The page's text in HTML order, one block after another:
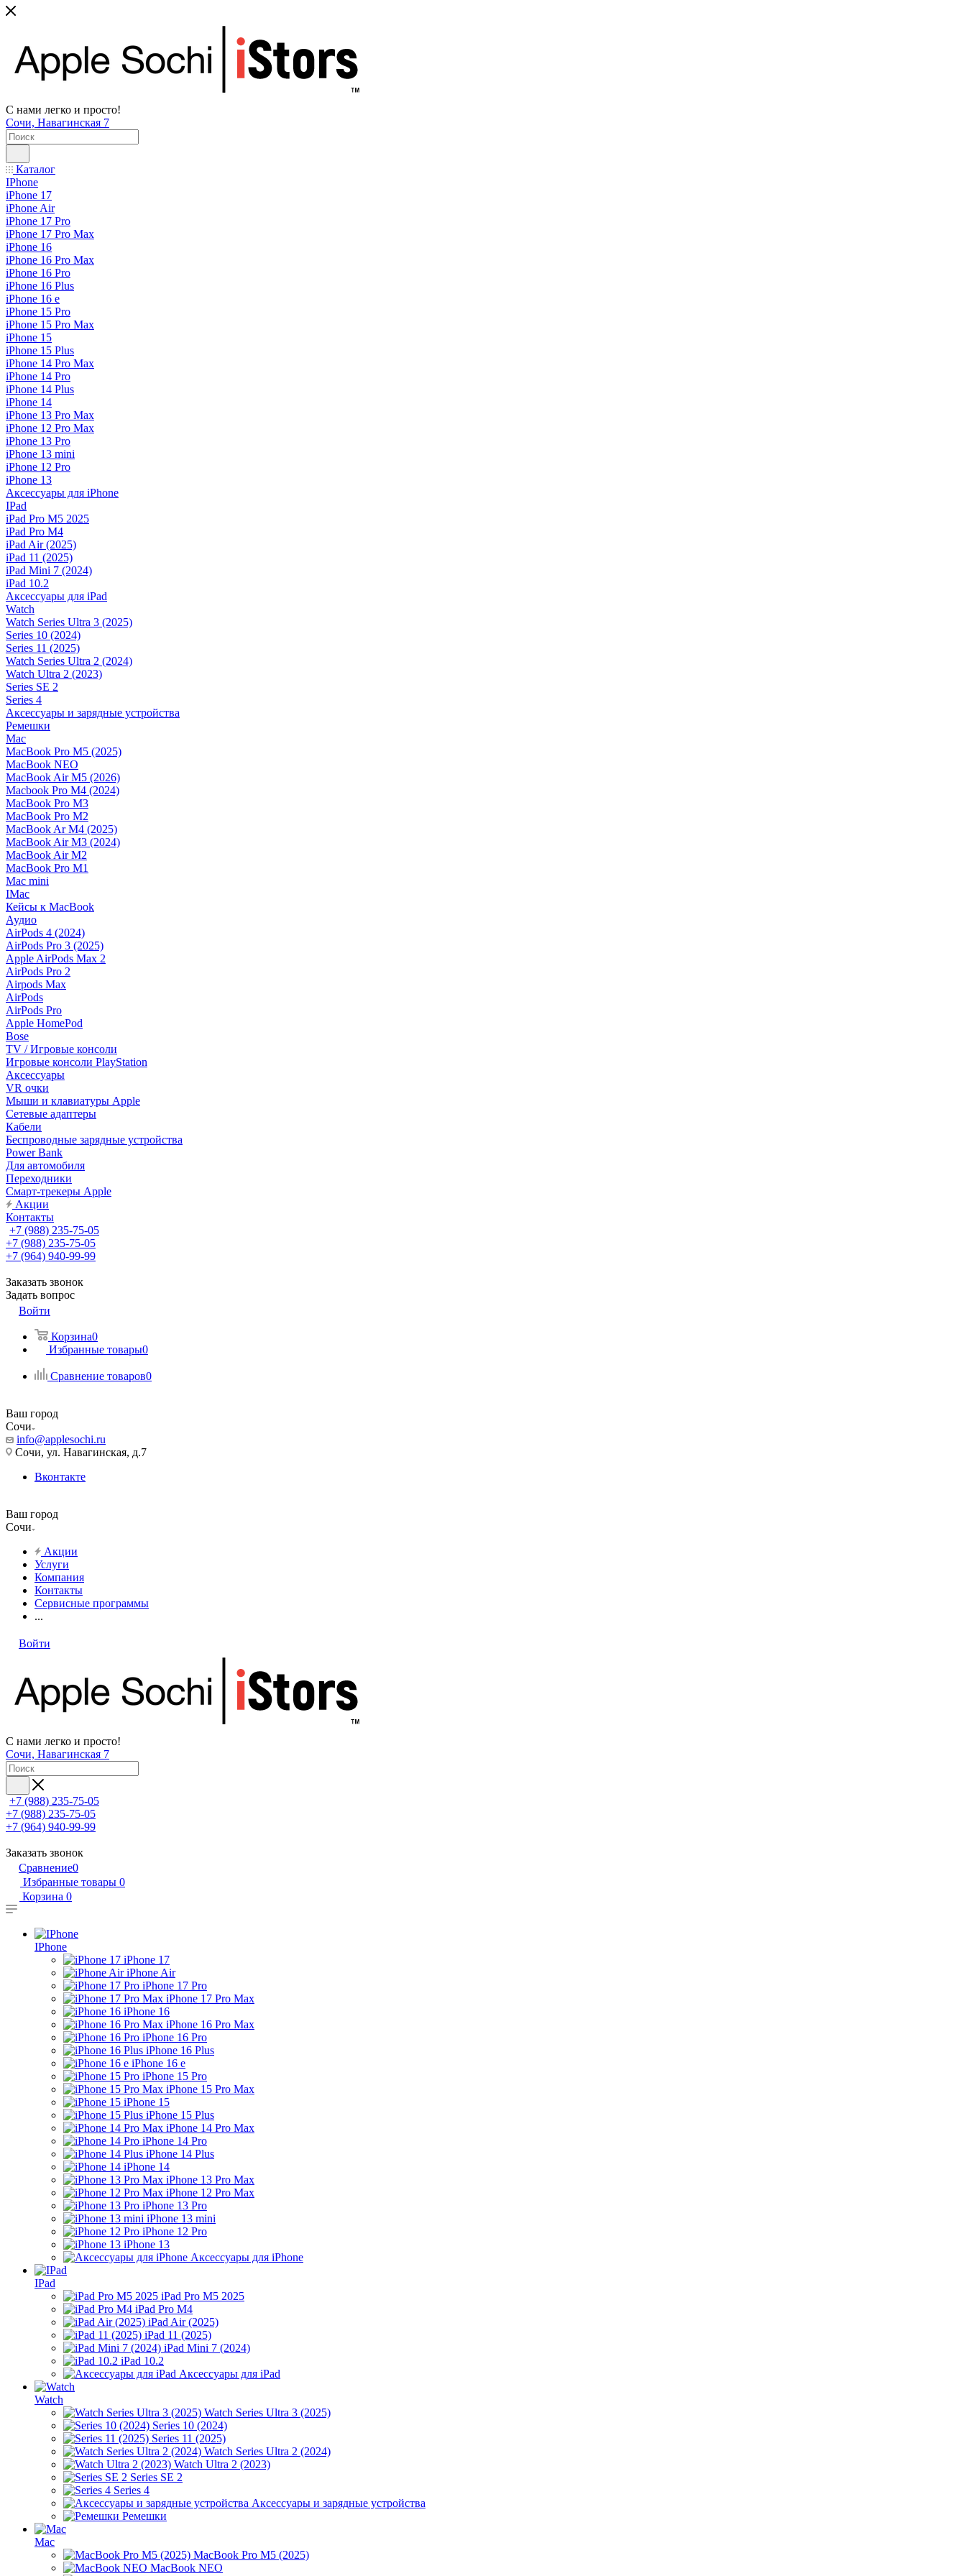
С нами легко и просто!
Сочи, Навагинская 7
Каталог
IPhone
iPhone 17
iPhone Air
iPhone 17 Pro
iPhone 17 Pro Max
iPhone 16
iPhone 16 Pro Max
iPhone 16 Pro
iPhone 16 Plus
iPhone 16 e
iPhone 15 Pro
iPhone 15 Pro Max
iPhone 15
iPhone 15 Plus
iPhone 14 Pro Max
iPhone 14 Pro
iPhone 14 Plus
iPhone 14
iPhone 13 Pro Max
iPhone 12 Pro Max
iPhone 13 Pro
iPhone 13 mini
iPhone 12 Pro
iPhone 13
Аксессуары для iPhone
IPad
iPad Pro M5 2025
iPad Pro M4
iPad Air (2025)
iPad 11 (2025)
iPad Mini 7 (2024)
iPad 10.2
Аксессуары для iPad
Watch
Watch Series Ultra 3 (2025)
Series 10 (2024)
Series 11 (2025)
Watch Series Ultra 2 (2024)
Watch Ultra 2 (2023)
Series SE 2
Series 4
Аксессуары и зарядные устройства
Ремешки
Mac
MacBook Pro M5 (2025)
MacBook NEO
MacBook Air M5 (2026)
Macbook Pro M4 (2024)
MacBook Pro M3
MacBook Pro M2
MacBook Ar M4 (2025)
MacBook Air M3 (2024)
MacBook Air M2
MacBook Pro M1
Mac mini
IMac
Кейсы к MacBook
Аудио
AirPods 4 (2024)
AirPods Pro 3 (2025)
Apple AirPods Max 2
AirPods Pro 2
Airpods Max
AirPods
AirPods Pro
Apple HomePod
Bose
TV / Игровые консоли
Игровые консоли PlayStation
Аксессуары
VR очки
Мыши и клавиатуры Apple
Сетевые адаптеры
Кабели
Беспроводные зарядные устройства
Power Bank
Для автомобиля
Переходники
Смарт-трекеры Apple
Акции
Контакты
+7 (988) 235-75-05
+7 (988) 235-75-05
+7 (964) 940-99-99
Заказать звонок
Задать вопрос
Войти
Корзина0
Избранные товары0
Сравнение товаров0
Ваш город
Сочи
info@applesochi.ru
Сочи, ул. Навагинская, д.7
Вконтакте
Ваш город
Сочи
Акции
Услуги
Компания
Контакты
Сервисные программы
...
Войти
С нами легко и просто!
Сочи, Навагинская 7
+7 (988) 235-75-05
+7 (988) 235-75-05
+7 (964) 940-99-99
Заказать звонок
Сравнение0
Избранные товары 0
Корзина 0
IPhone
iPhone 17
iPhone Air
iPhone 17 Pro
iPhone 17 Pro Max
iPhone 16
iPhone 16 Pro Max
iPhone 16 Pro
iPhone 16 Plus
iPhone 16 e
iPhone 15 Pro
iPhone 15 Pro Max
iPhone 15
iPhone 15 Plus
iPhone 14 Pro Max
iPhone 14 Pro
iPhone 14 Plus
iPhone 14
iPhone 13 Pro Max
iPhone 12 Pro Max
iPhone 13 Pro
iPhone 13 mini
iPhone 12 Pro
iPhone 13
Аксессуары для iPhone
IPad
iPad Pro M5 2025
iPad Pro M4
iPad Air (2025)
iPad 11 (2025)
iPad Mini 7 (2024)
iPad 10.2
Аксессуары для iPad
Watch
Watch Series Ultra 3 (2025)
Series 10 (2024)
Series 11 (2025)
Watch Series Ultra 2 (2024)
Watch Ultra 2 (2023)
Series SE 2
Series 4
Аксессуары и зарядные устройства
Ремешки
Mac
MacBook Pro M5 (2025)
MacBook NEO